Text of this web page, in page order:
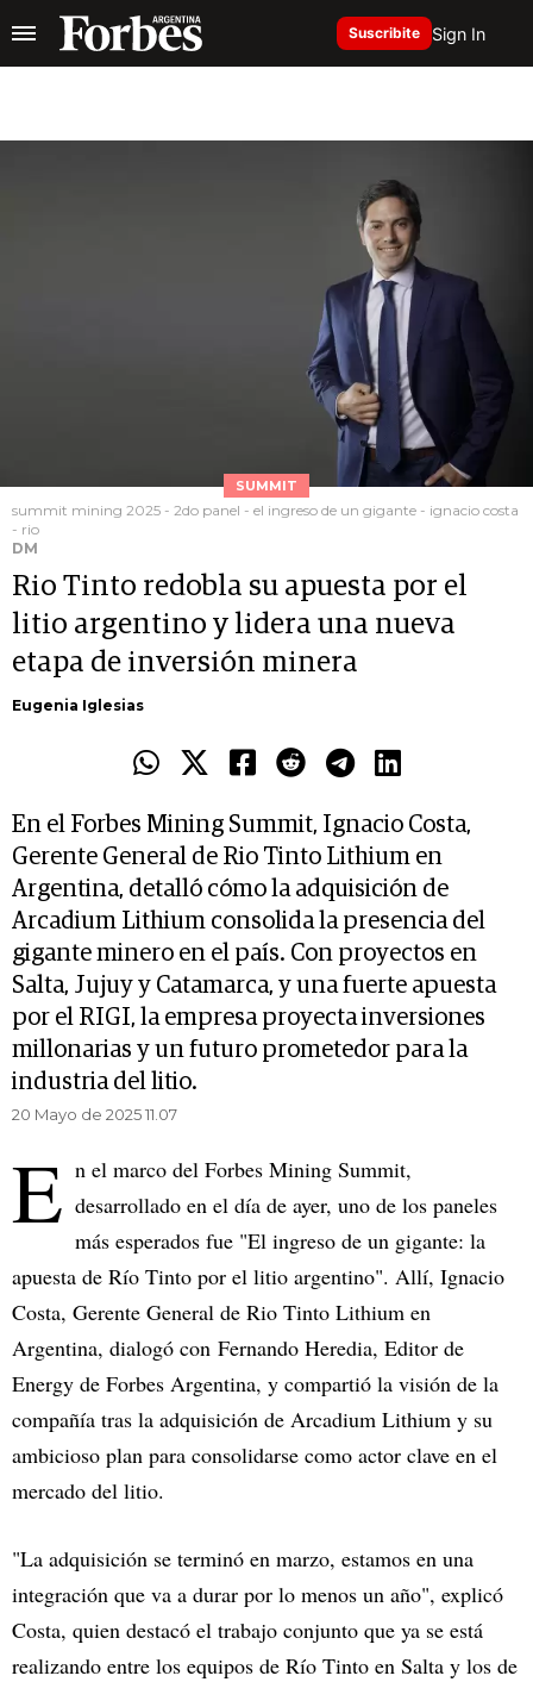
Suscribite Sign In
SUMMIT
summit mining 2025 - 2do panel - el ingreso de un gigante - ignacio costa
- rio
DM
Rio Tinto redobla su apuesta por el
litio argentino y lidera una nueva
etapa de inversión minera
Eugenia Iglesias
En el Forbes Mining Summit, Ignacio Costa,
Gerente General de Rio Tinto Lithium en
Argentina, detalló cómo la adquisición de
Arcadium Lithium consolida la presencia del
gigante minero en el país. Con proyectos en
Salta, Jujuy y Catamarca, y una fuerte apuesta
por el RIGI, la empresa proyecta inversiones
millonarias y un futuro prometedor para la
industria del litio.
20 Mayo de 2025 11.07
E n el marco del Forbes Mining Summit,
desarrollado en el día de ayer, uno de los paneles
más esperados fue "El ingreso de un gigante: la
apuesta de Río Tinto por el litio argentino". Allí, Ignacio
Costa, Gerente General de Rio Tinto Lithium en
Argentina, dialogó con Fernando Heredia, Editor de
Energy de Forbes Argentina, y compartió la visión de la
compañía tras la adquisición de Arcadium Lithium y su
ambicioso plan para consolidarse como actor clave en el
mercado del litio.
"La adquisición se terminó en marzo, estamos en una
integración que va a durar por lo menos un año", explicó
Costa, quien destacó el trabajo conjunto que ya se está
realizando entre los equipos de Río Tinto en Salta y los de